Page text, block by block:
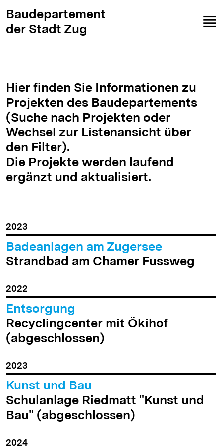
Baudepartement
der Stadt Zug
Hier finden Sie Informationen zu
Projekten des Baudepartements
(Suche nach Projekten oder
Wechsel zur Listenansicht über
den Filter).
Die Projekte werden laufend
ergänzt und aktualisiert.
2023
Badeanlagen am Zugersee
Strandbad am Chamer Fussweg
2022
Entsorgung
Recyclingcenter mit Ökihof
(abgeschlossen)
2023
Kunst und Bau
Schulanlage Riedmatt "Kunst und
Bau" (abgeschlossen)
2024